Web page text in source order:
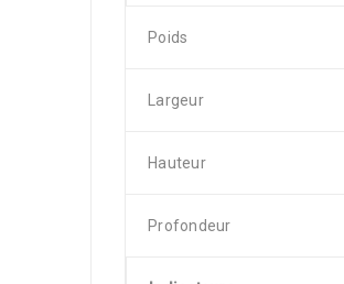
Poids
Largeur
Hauteur
Profondeur